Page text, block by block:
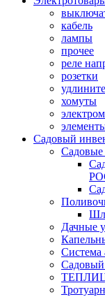
кабель
лампы
прочее
реле
розетки
хомуты
Садовый
Дачные
Система
Садовый